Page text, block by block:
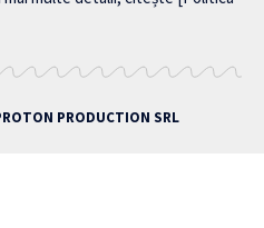
PRODUCTION SRL